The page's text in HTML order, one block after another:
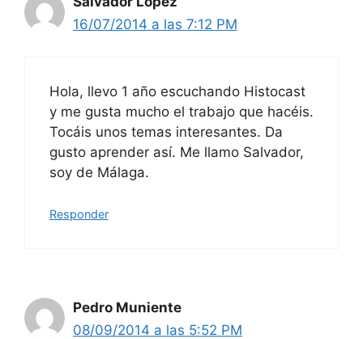
16/07/2014 a las 7:12 PM
Hola, llevo 1 año escuchando Histocast
y me gusta mucho el trabajo que hacéis.
Tocáis unos temas interesantes. Da
gusto aprender así. Me llamo Salvador,
soy de Málaga.
Responder
Pedro Muniente
08/09/2014 a las 5:52 PM